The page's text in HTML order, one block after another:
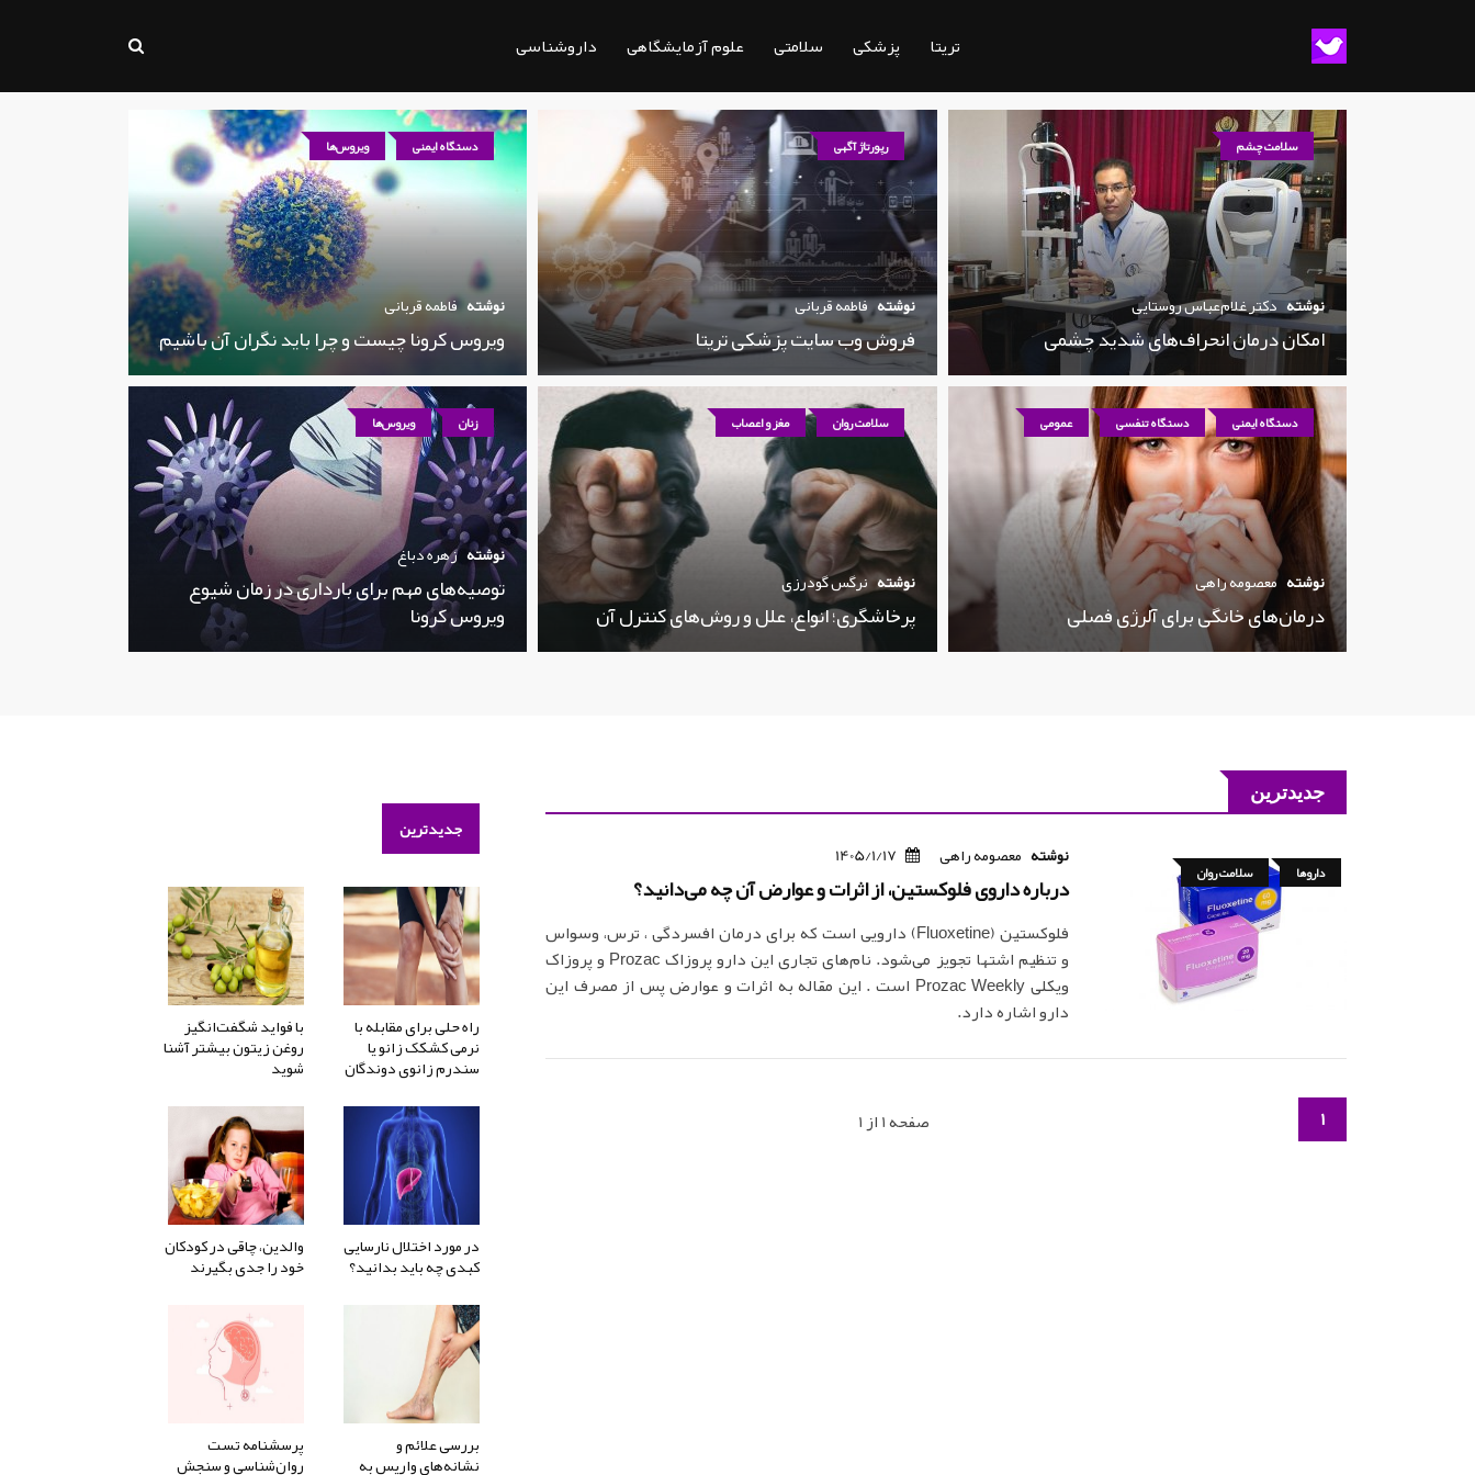
تریتا پزشکی سلامتی علوم آزمایشگاهی داروشناسی
سلامت چشم
نوشته دکتر غلام‌عباس روستایی
امکان درمان انحراف‌های شدید چشمی
رپورتاژ آگهی
نوشته فاطمه قربانی
فروش وب سایت پزشکی تریتا
دستگاه ایمنی ویروس‌ها
نوشته فاطمه قربانی
ویروس کرونا چیست و چرا باید نگران آن باشیم
دستگاه ایمنی دستگاه تنفسی عمومی
نوشته معصومه راهی
درمان‌های خانگی برای آلرژی فصلی
سلامت روان مغز و اعصاب
نوشته نرگس گودرزی
پرخاشگری؛ انواع، علل و روش‌های کنترل آن
زنان ویروس‌ها
نوشته زهره دباغ
توصیه‌های مهم برای بارداری در زمان شیوع
ویروس کرونا
جدیدترین
داروها سلامت روان
نوشته معصومه راهی 1405/1/17
درباره داروی فلوکستین، از اثرات و عوارض آن چه می‌دانید؟
فلوکستین (Fluoxetine) دارویی است که برای درمان افسردگی ، ترس، وسواس
و تنظیم اشتها تجویز می‌شود. نام‌های تجاری این دارو پروزاک Prozac و پروزاک
ویکلی Prozac Weekly است . این مقاله به اثرات و عوارض پس از مصرف این
دارو اشاره دارد.
1 صفحه 1 از 1
جدیدترین
راه حلی برای مقابله با
نرمی کشکک زانو یا
سندرم زانوی دوندگان
با فواید شگفت‌انگیز
روغن زیتون بیشتر آشنا
شوید
در مورد اختلال نارسایی
کبدی چه باید بدانید؟
والدین، چاقی در کودکان
خود را جدی بگیرند
بررسی علائم و
نشانه‌های واریس به
پرسشنامه تست
روان‌شناسی و سنجش